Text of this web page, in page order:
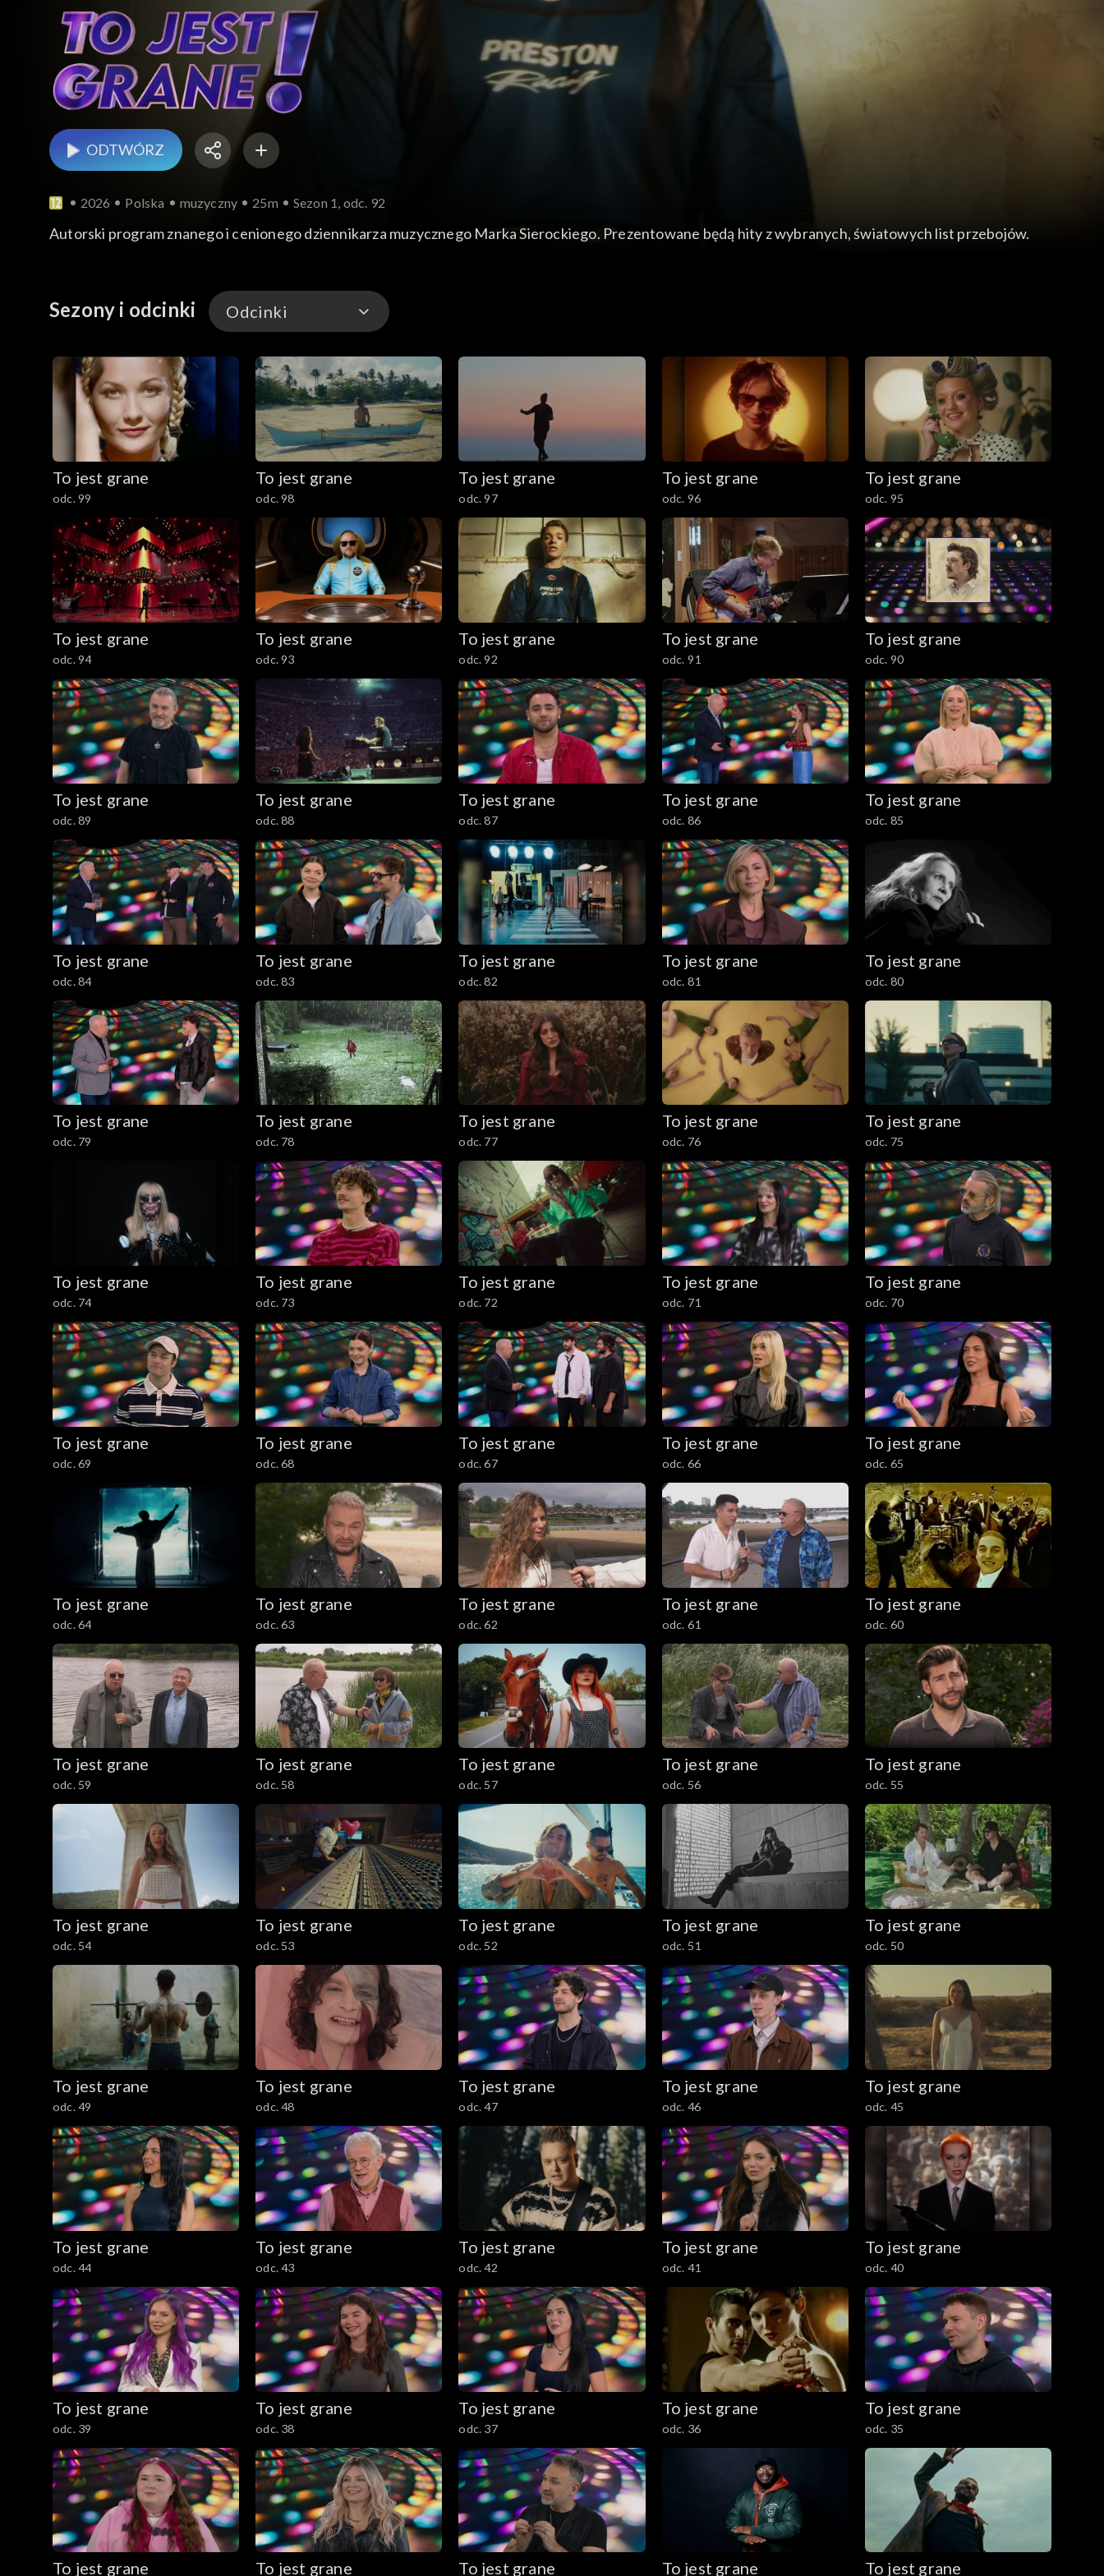
ODTWÓRZ
2026 Polska muzyczny 25m Sezon 1, odc. 92
Autorski program znanego i cenionego dziennikarza muzycznego Marka Sierockiego. Prezentowane będą hity z wybranych, światowych list przebojów.
Sezony i odcinki Odcinki
Odcinki
To jest grane
odc. 99
To jest grane
odc. 98
To jest grane
odc. 97
To jest grane
odc. 96
To jest grane
odc. 95
To jest grane
odc. 94
To jest grane
odc. 93
To jest grane
odc. 92
To jest grane
odc. 91
To jest grane
odc. 90
To jest grane
odc. 89
To jest grane
odc. 88
To jest grane
odc. 87
To jest grane
odc. 86
To jest grane
odc. 85
To jest grane
odc. 84
To jest grane
odc. 83
To jest grane
odc. 82
To jest grane
odc. 81
To jest grane
odc. 80
To jest grane
odc. 79
To jest grane
odc. 78
To jest grane
odc. 77
To jest grane
odc. 76
To jest grane
odc. 75
To jest grane
odc. 74
To jest grane
odc. 73
To jest grane
odc. 72
To jest grane
odc. 71
To jest grane
odc. 70
To jest grane
odc. 69
To jest grane
odc. 68
To jest grane
odc. 67
To jest grane
odc. 66
To jest grane
odc. 65
To jest grane
odc. 64
To jest grane
odc. 63
To jest grane
odc. 62
To jest grane
odc. 61
To jest grane
odc. 60
To jest grane
odc. 59
To jest grane
odc. 58
To jest grane
odc. 57
To jest grane
odc. 56
To jest grane
odc. 55
To jest grane
odc. 54
To jest grane
odc. 53
To jest grane
odc. 52
To jest grane
odc. 51
To jest grane
odc. 50
To jest grane
odc. 49
To jest grane
odc. 48
To jest grane
odc. 47
To jest grane
odc. 46
To jest grane
odc. 45
To jest grane
odc. 44
To jest grane
odc. 43
To jest grane
odc. 42
To jest grane
odc. 41
To jest grane
odc. 40
To jest grane
odc. 39
To jest grane
odc. 38
To jest grane
odc. 37
To jest grane
odc. 36
To jest grane
odc. 35
To jest grane To jest grane To jest grane To jest grane To jest grane